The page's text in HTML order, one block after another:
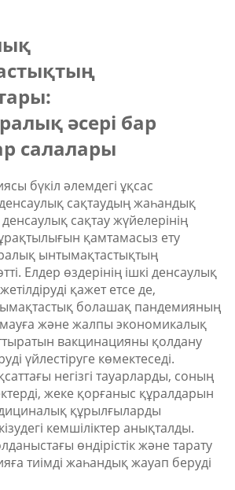
әсері бар
салалары
бүкіл әлемдегі ұқсас
сақтаудың жаһандық
сақтау жүйелерінің
қамтамасыз ету
ынтымақтастықтың
Елдер өздерінің ішкі денсаулық
қажет етсе де,
болашақ пандемияның
және жалпы экономикалық
вакцинацияны қолдану
үйлестіруге көмектеседі.
негізгі тауарларды, соның
жеке қорғаныс құралдарын
құрылғыларды
кемшіліктер анықталды.
өндірістік және тарату
тиімді жаһандық жауап беруді